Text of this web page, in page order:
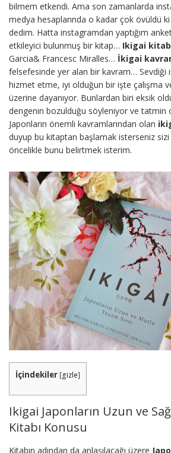
bilmem etkendi. Ama son zamanlarda
medya hesaplarında o kadar çok övüldü
dedim. Hatta instagramdan yaptığım
etkileyici bulunmuş bir kitap… Ikigai
Garcia& Francesc Miralles… İkigai
felsefesinde yer alan bir kavram… Sevdiği
hizmet etme, iyi olduğun bir işte çalışma
üzerine dayanıyor. Bunlardan biri eksik
dengenin bozulduğu söyleniyor ve tatmin
Japonların önemli kavramlarından olan
duyup bu kitaptan başlamak isterseniz
öncelikle bunu belirtmek isterim.
İçindekiler [gizle]
Ikigai Japonların Uzun ve
Kitabı Konusu
Kitabın adından da anlaşılacağı üzere